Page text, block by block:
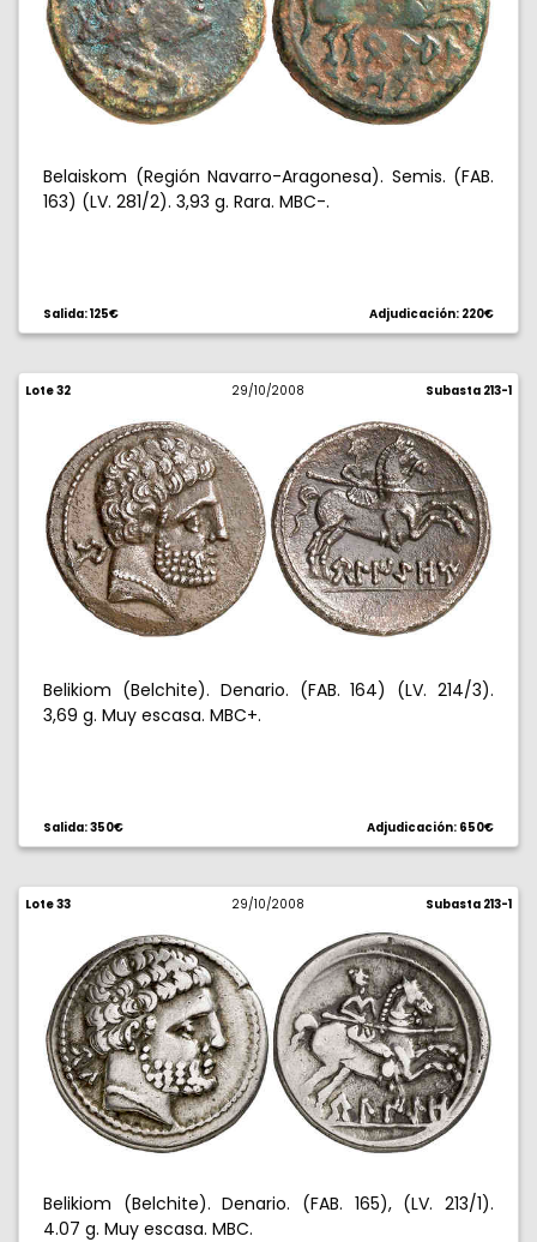
Belaiskom (Región Navarro-Aragonesa). Semis. (FAB.
163) (LV. 281/2). 3,93 g. Rara. MBC-.
Salida: 125€ Adjudicación: 220€
Lote 32 29/10/2008 Subasta 213-1
Belikiom (Belchite). Denario. (FAB. 164) (LV. 214/3).
3,69 g. Muy escasa. MBC+.
Salida: 350€ Adjudicación: 650€
Lote 33 29/10/2008 Subasta 213-1
Belikiom (Belchite). Denario. (FAB. 165), (LV. 213/1).
4.07 g. Muy escasa. MBC.